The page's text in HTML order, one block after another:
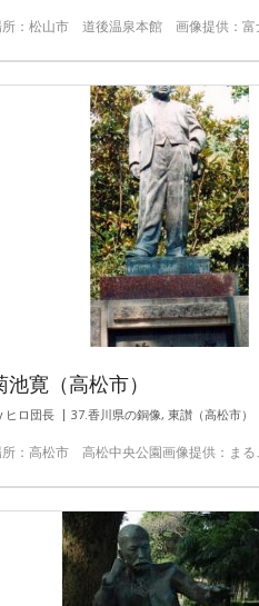
所：松山市 道後温泉本館 画像提供：富
池寛（高松市）
ヒロ団長 37.香川県の銅像, 東讃（高松市）
：高松市 高松中央公園画像提供：まる